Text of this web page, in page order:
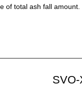
of total ash fall amount.